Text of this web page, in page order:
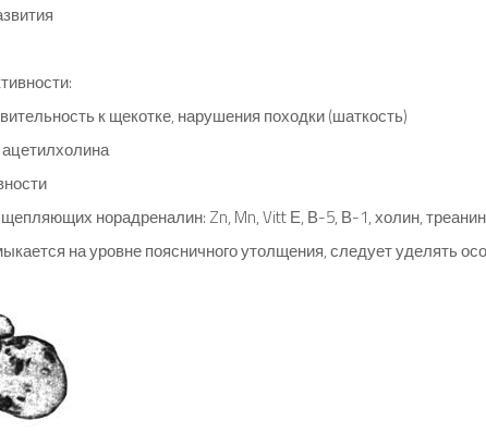
к щекотке, нарушения походки (шаткость)
норадреналин: Zn, Mn, Vitt Е, В-5, В-1, холин, треанин
на уровне поясничного утолщения, следует уделять